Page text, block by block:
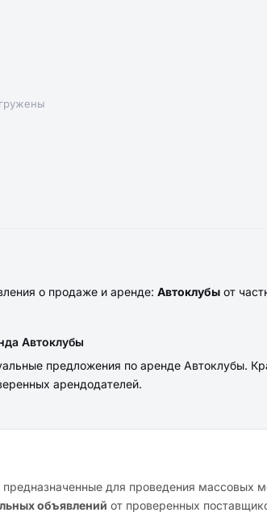
о продаже и аренде: Автоклубы от
Автоклубы
предложения по аренде Автоклубы.
арендодателей.
для проведения массовых
объявлений от проверенных